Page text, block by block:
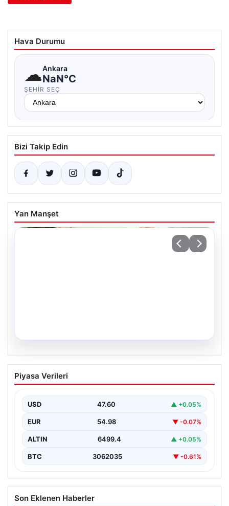
Hava Durumu
☁Ankara
NaN°C
ŞEHIR SEÇ
Bizi Takip Edin
Yan Manşet
05.08.2026
34 Yılın Ardından Gelen Büyük
Mutluluk: İkiz Kızlar Anıtkabir Gezisiyle
Adıyaman’da ikamet eden Abuzer ve Zeynep Yıldırım
Piyasa Verileri
USD 47.60 ▲ +0.05%
EUR 54.98 ▼ -0.07%
ALTIN 6499.4 ▲ +0.05%
BTC 3062035 ▼ -0.61%
Son Eklenen Haberler